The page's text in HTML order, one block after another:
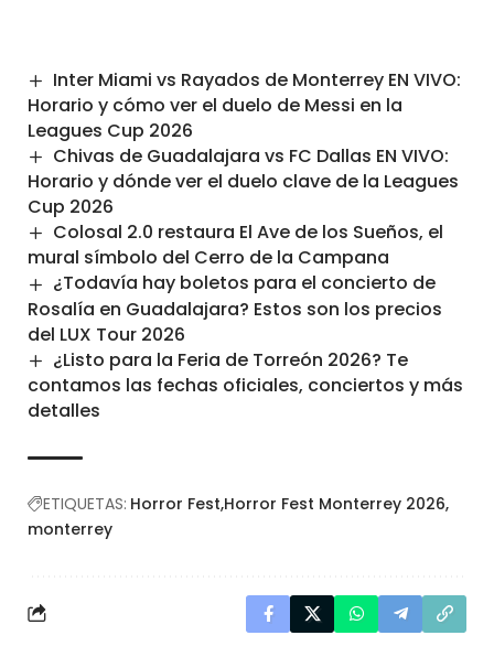
Inter Miami vs Rayados de Monterrey EN VIVO:
Horario y cómo ver el duelo de Messi en la
Leagues Cup 2026
Chivas de Guadalajara vs FC Dallas EN VIVO:
Horario y dónde ver el duelo clave de la Leagues
Cup 2026
Colosal 2.0 restaura El Ave de los Sueños, el
mural símbolo del Cerro de la Campana
¿Todavía hay boletos para el concierto de
Rosalía en Guadalajara? Estos son los precios
del LUX Tour 2026
¿Listo para la Feria de Torreón 2026? Te
contamos las fechas oficiales, conciertos y más
detalles
ETIQUETAS: Horror Fest Horror Fest Monterrey 2026
monterrey